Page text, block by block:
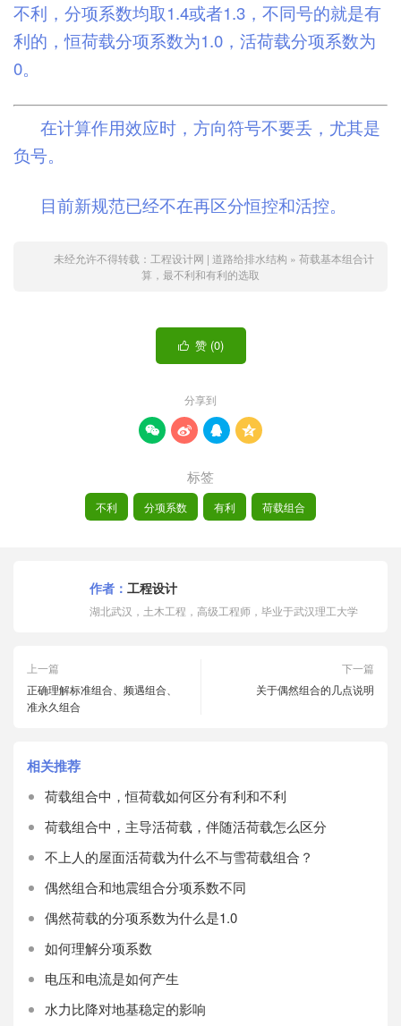
不利，分项系数均取1.4或者1.3，不同号的就是有
利的，恒荷载分项系数为1.0，活荷载分项系数为
0。
在计算作用效应时，方向符号不要丢，尤其是
负号。
目前新规范已经不在再区分恒控和活控。
未经允许不得转载： 工程设计网 | 道路给排水结构 » 荷载基本组合计
算，最不利和有利的选取
 赞 (0)
分享到
   
标签
不利 分项系数 有利 荷载组合
作者： 工程设计
湖北武汉，土木工程，高级工程师，毕业于武汉理工大学
上一篇
正确理解标准组合、频遇组合、
准永久组合
下一篇
关于偶然组合的几点说明
相关推荐
荷载组合中，恒荷载如何区分有利和不利
荷载组合中，主导活荷载，伴随活荷载怎么区分
不上人的屋面活荷载为什么不与雪荷载组合？
偶然组合和地震组合分项系数不同
偶然荷载的分项系数为什么是1.0
如何理解分项系数
电压和电流是如何产生
水力比降对地基稳定的影响